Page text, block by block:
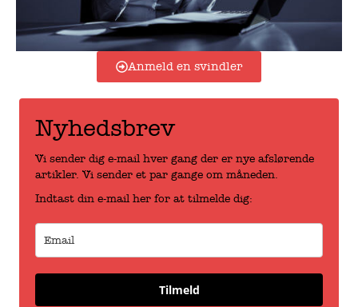
Anmeld en svindler
Nyhedsbrev
Vi sender dig e-mail hver gang der er nye afslørende
artikler. Vi sender et par gange om måneden.
Indtast din e-mail her for at tilmelde dig:
Tilmeld